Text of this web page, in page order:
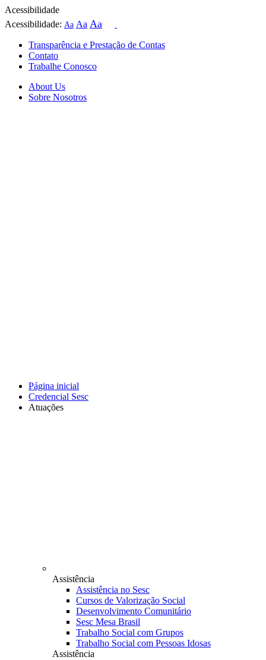
Acessibilidade
Acessibilidade: Aa Aa Aa
Transparência e Prestação de Contas
Contato
Trabalhe Conosco
About Us
Sobre Nosotros
Página inicial
Credencial Sesc
Atuações
Assistência
Assistência no Sesc
Cursos de Valorização Social
Desenvolvimento Comunitário
Sesc Mesa Brasil
Trabalho Social com Grupos
Trabalho Social com Pessoas Idosas
Assistência